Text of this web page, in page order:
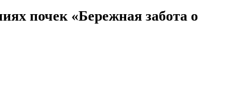
почек «Бережная забота о